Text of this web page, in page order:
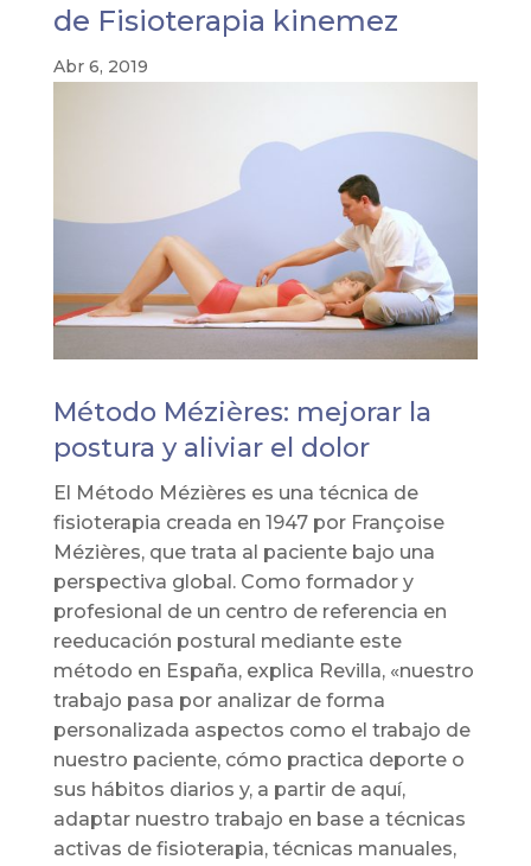
de Fisioterapia kinemez
Abr 6, 2019
Método Mézières: mejorar la
postura y aliviar el dolor
El Método Mézières es una técnica de
fisioterapia creada en 1947 por Françoise
Mézières, que trata al paciente bajo una
perspectiva global. Como formador y
profesional de un centro de referencia en
reeducación postural mediante este
método en España, explica Revilla, «nuestro
trabajo pasa por analizar de forma
personalizada aspectos como el trabajo de
nuestro paciente, cómo practica deporte o
sus hábitos diarios y, a partir de aquí,
adaptar nuestro trabajo en base a técnicas
activas de fisioterapia, técnicas manuales,